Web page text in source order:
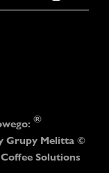
®
Grupy Melitta ©
Solutions